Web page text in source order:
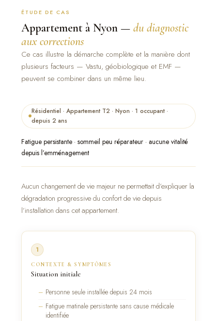
ÉTUDE DE CAS
Appartement à Nyon — du diagnostic
aux corrections
Ce cas illustre la démarche complète et la manière dont
plusieurs facteurs — Vastu, géobiologique et EMF —
peuvent se combiner dans un même lieu.
Résidentiel · Appartement T2 · Nyon · 1 occupant ·
depuis 2 ans
Fatigue persistante · sommeil peu réparateur · aucune vitalité
depuis l’emménagement
Aucun changement de vie majeur ne permettait d’expliquer la
dégradation progressive du confort de vie depuis
l’installation dans cet appartement.
1
CONTEXTE & SYMPTÔMES
Situation initiale
Personne seule installée depuis 24 mois
Fatigue matinale persistante sans cause médicale
identifiée